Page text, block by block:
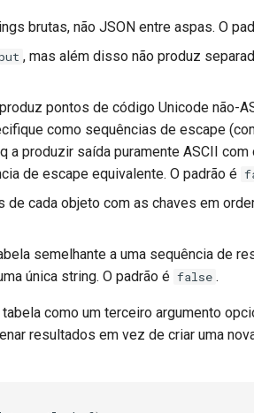
brutas, não JSON entre aspas. O
, mas além disso não produz
pontos de código Unicode não-
como sequências de escape
a produzir saída puramente ASCII com
de escape equivalente. O padrão é
de cada objeto com as chaves em
semelhante a uma sequência de
única string. O padrão é false .
como um terceiro argumento
resultados em vez de criar uma